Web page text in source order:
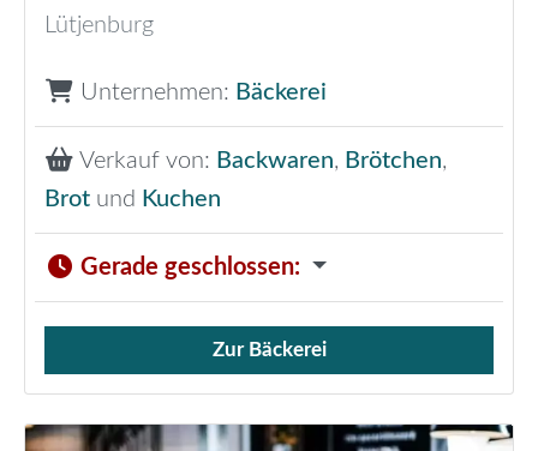
Lütjenburg
Unternehmen: Bäckerei
Verkauf von: Backwaren, Brötchen,
Brot und Kuchen
Gerade geschlossen:
Verkauf von Brötchen,
Zur Bäckerei